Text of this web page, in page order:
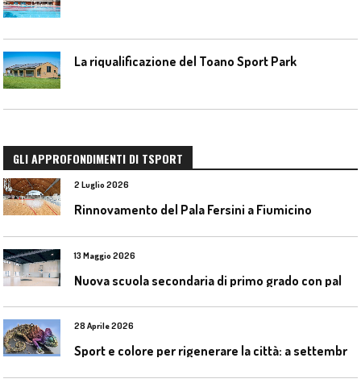
La riqualificazione del Toano Sport Park
GLI APPROFONDIMENTI DI TSPORT
2 Luglio 2026
Rinnovamento del Pala Fersini a Fiumicino
13 Maggio 2026
28 Aprile 2026